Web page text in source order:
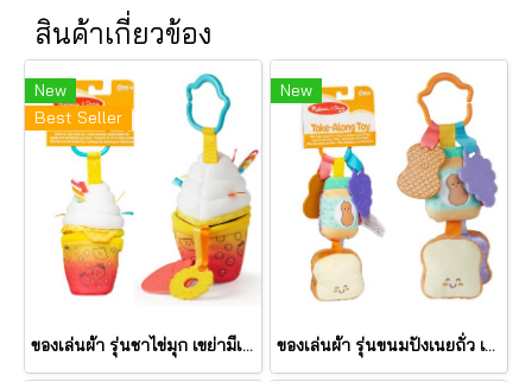
สินค้าเกี่ยวข้อง
New
Best Seller
ของเล่นผ้า รุ่นชาไข่มุก เขย่ามีเสียง Bubble Tea Take Along Toy รุ่น 30744 ยี่ห้อ Melissa & Doug
New
ของเล่นผ้า รุ่นขนมปังเนยถั่ว เขย่ามีเสียง PB&J Take Along Toy รุ่น 30742 ยี่ห้อ Melissa & Doug